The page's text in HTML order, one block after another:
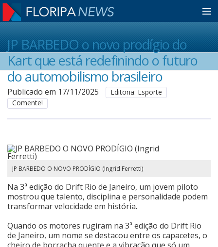
Home
Notícias
Colunistas
Guia de Serviços
Anuncie
Cinema
JP BARBEDO o novo prodígio do
Kart que está redefinindo o futuro
do automobilismo brasileiro
Publicado em 17/11/2025
Editoria: Esporte
Comente!
JP BARBEDO O NOVO PRODÍGIO (Ingrid Ferretti)
Na 3ª edição do Drift Rio de Janeiro, um jovem piloto
mostrou que talento, disciplina e personalidade podem
transformar velocidade em história.
Quando os motores rugiram na 3ª edição do Drift Rio
de Janeiro, um nome se destacou entre os capacetes, o